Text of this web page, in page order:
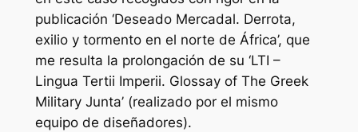
publicación ‘Deseado Mercadal. Derrota,
exilio y tormento en el norte de África’, que
me resulta la prolongación de su ‘LTI –
Lingua Tertii Imperii. Glossay of The Greek
Military Junta’ (realizado por el mismo
equipo de diseñadores).